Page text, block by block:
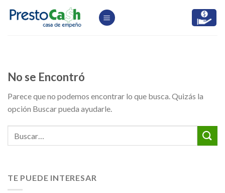
No se Encontró
Parece que no podemos encontrar lo que busca. Quizás la
opción Buscar pueda ayudarle.
TE PUEDE INTERESAR